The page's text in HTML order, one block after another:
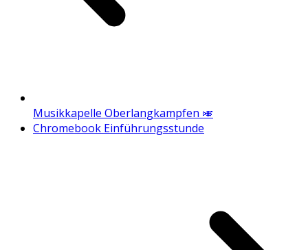
Musikkapelle Oberlangkampfen 🎺
Chromebook Einführungsstunde